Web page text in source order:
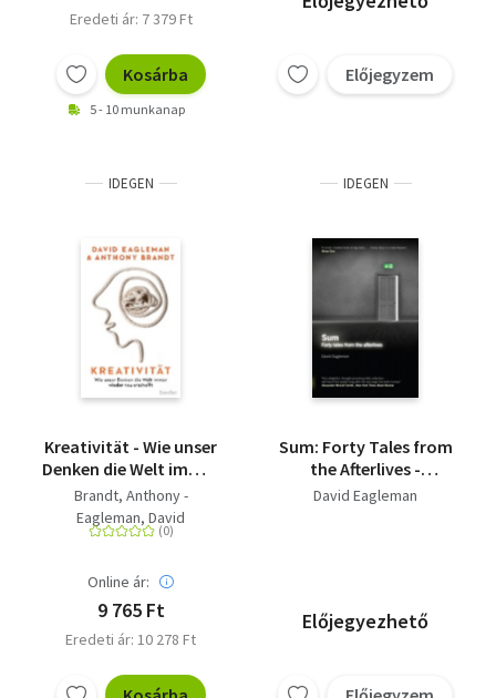
Eredeti ár: 7 379 Ft
Kosárba
5 - 10 munkanap
Előjegyzem
IDEGEN
Kreativität - Wie unser
Denken die Welt immer
wieder neu erschafft
Brandt, Anthony -
Eagleman, David
Online ár:
9 765 Ft
Eredeti ár: 10 278 Ft
IDEGEN
Sum: Forty Tales from
the Afterlives -
(magyarul: Sum –
David Eagleman
Előjegyezhető